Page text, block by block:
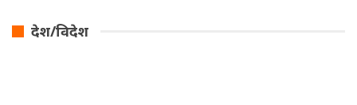
देश/विदेश